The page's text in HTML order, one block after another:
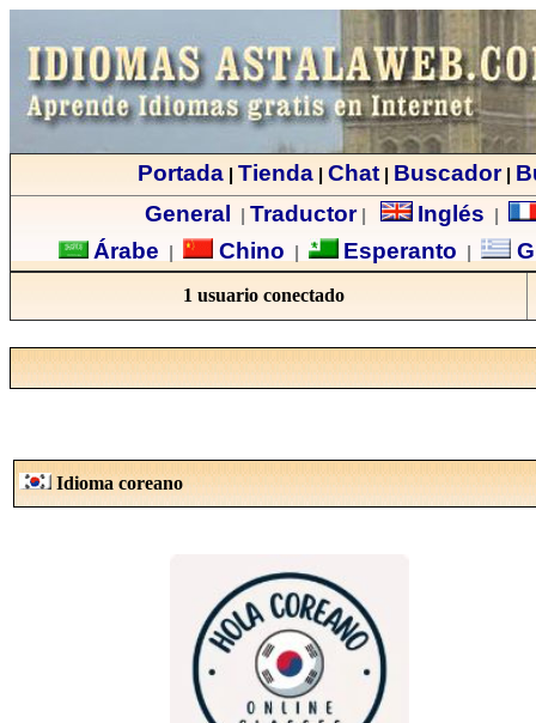
Portada Tienda Chat Buscador|
General
Traductor| Inglés
Árabe Chino Esperanto
1 usuario conectado
Idioma coreano